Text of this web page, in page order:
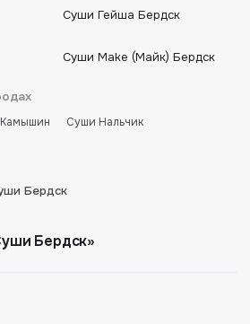
Суши Гейша Бердск
Суши Маkе (Майк) Бердск
Суши Нальчик
Бердск
Бердск»